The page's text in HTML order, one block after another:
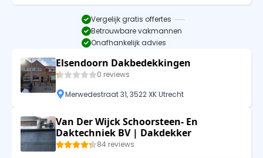
Vergelijk gratis offertes
Betrouwbare vakmannen
Onafhankelijk advies
Elsendoorn Dakbedekkingen
0 reviews
Merwedestraat 31, 3522 XK Utrecht
Van Der Wijck Schoorsteen- En
Daktechniek BV | Dakdekker
84 reviews